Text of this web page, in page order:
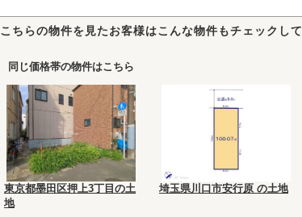
こちらの物件を見たお客様はこんな物件もチェックして
同じ価格帯の物件はこちら
東京都墨田区押上3丁目の土
地
埼玉県川口市安行原 の土地